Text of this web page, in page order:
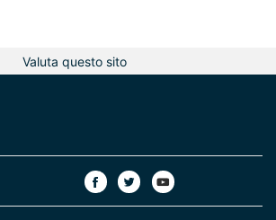
Valuta questo sito